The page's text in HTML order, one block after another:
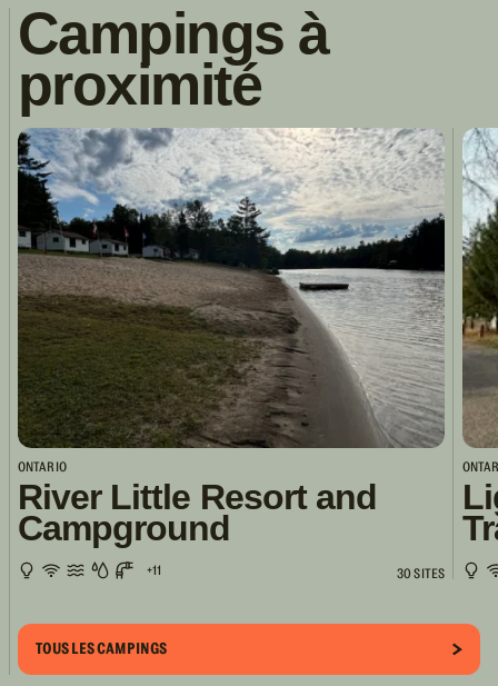
Campings à
proximité
ONTARIO
River Little Resort and
Campground
+11 30 SITES
TOUS LES CAMPINGS